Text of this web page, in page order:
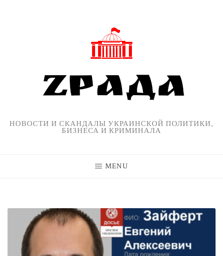
НОВОСТИ И СКАНДАЛЫ УКРАИНСКОЙ ПОЛИТИКИ,
БИЗНЕСА И КРИМИНАЛА
MENU